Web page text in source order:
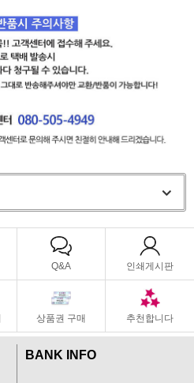
Q&A 인쇄게시판
상품권 구매 추천합니다
BANK INFO